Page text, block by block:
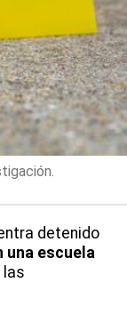
detenido
una escuela
las